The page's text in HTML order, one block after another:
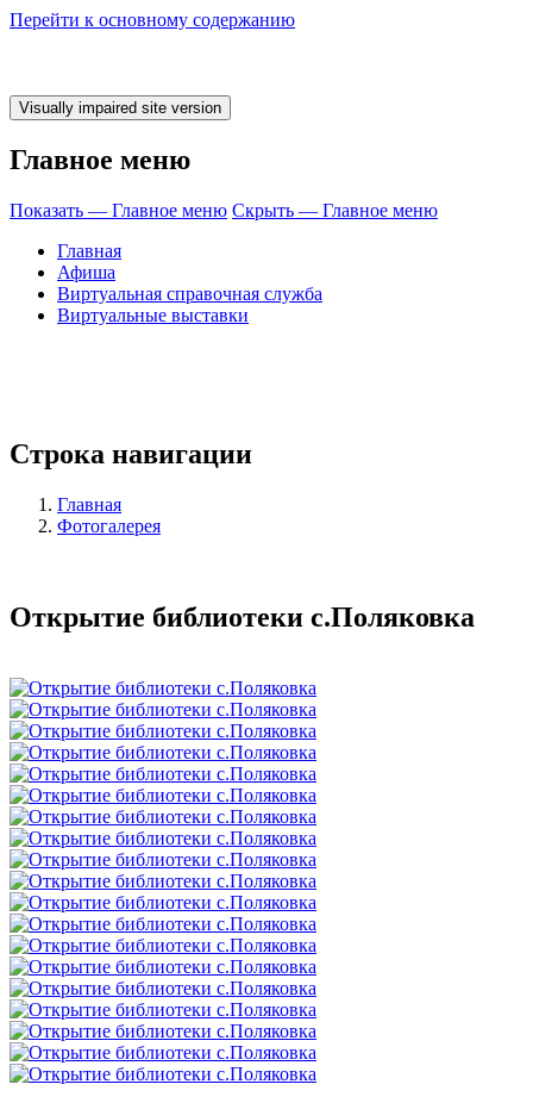
Перейти к основному содержанию
Главное меню
Показать — Главное меню Скрыть — Главное меню
Главная
Афиша
Виртуальная справочная служба
Виртуальные выставки
Строка навигации
Главная
Фотогалерея
Открытие библиотеки с.Поляковка